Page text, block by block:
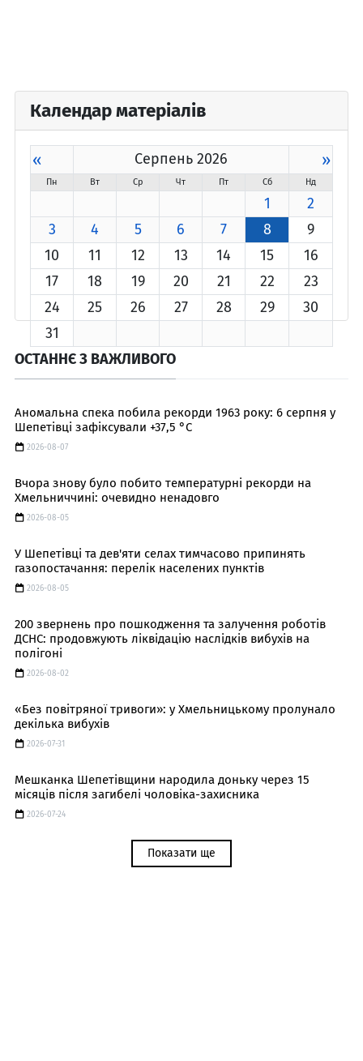
Календар матеріалів
« Серпень 2026 »
Пн Вт Ср Чт Пт Сб Нд
1
2
3
4 5 6 7 8
9
10
11 12 13 14 15
16
17
18 19 20 21 22
23
24
25 26 27 28 29
30
31
ОСТАННЄ З ВАЖЛИВОГО
Аномальна спека побила рекорди 1963 року: 6 серпня у
Шепетівці зафіксували +37,5 °C
2026-08-07
Вчора знову було побито температурні рекорди на
Хмельниччині: очевидно ненадовго
2026-08-05
У Шепетівці та дев'яти селах тимчасово припинять
газопостачання: перелік населених пунктів
2026-08-05
200 звернень про пошкодження та залучення роботів
ДСНС: продовжують ліквідацію наслідків вибухів на
полігоні
2026-08-02
«Без повітряної тривоги»: у Хмельницькому пролунало
декілька вибухів
2026-07-31
Мешканка Шепетівщини народила доньку через 15
місяців після загибелі чоловіка-захисника
2026-07-24
Показати ще